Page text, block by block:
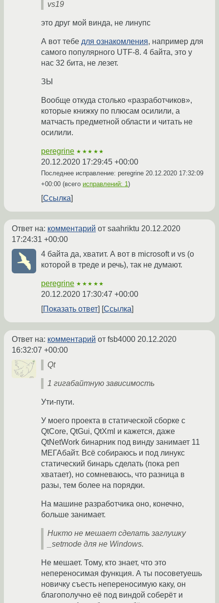
vs19
это друг мой винда, не линупс
А вот тебе для ознакомления, например для
самого популярного UTF-8. 4 байта, это у
нас 32 бита, не лезет.
ЗЫ
Вообще откуда столько «разработчиков»,
которые книжку по плюсам осилили, а
матчасть предметной области и читать не
осилили.
peregrine ★★★★★
20.12.2020 17:29:45 +00:00
Последнее исправление: peregrine 20.12.2020 17:32:09
+00:00 (всего исправлений: 1)
Ссылка
Ответ на: комментарий от saahriktu 20.12.2020
17:24:31 +00:00
4 байта да, хватит. А вот в microsoft и vs (о
которой в треде и речь), так не думают.
peregrine ★★★★★
20.12.2020 17:30:47 +00:00
Показать ответ
Ссылка
Ответ на: комментарий от fsb4000 20.12.2020
16:32:07 +00:00
Qt
1 гигабайтную зависимость
Ути-пути.
У моего проекта в статической сборке с
QtCore, QtGui, QtXml и кажется, даже
QtNetWork бинарник под винду занимает 11
МЕГАбайт. Всё собираюсь и под линукс
статический бинарь сделать (пока реп
хватает), но сомневаюсь, что разница в
разы, тем более на порядки.
На машине разработчика оно, конечно,
больше занимает.
Никто не мешает сделать заглушку
_setmode для не Windows.
Не мешает. Тому, кто знает, что это
непереносимая функция. А ты посоветуешь
новичку съесть непереносимую каку, он
благополучно её под виндой соберёт и